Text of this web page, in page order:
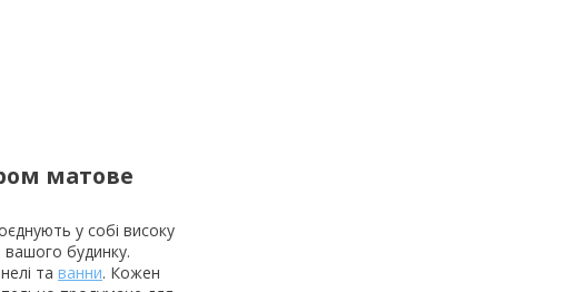
матове
у собі високу
вашого будинку.
та ванни. Кожен